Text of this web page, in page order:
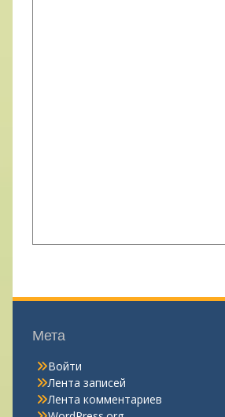
Мета
Войти
Лента записей
Лента комментариев